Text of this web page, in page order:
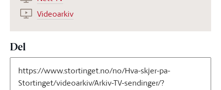
Videoarkiv
Del